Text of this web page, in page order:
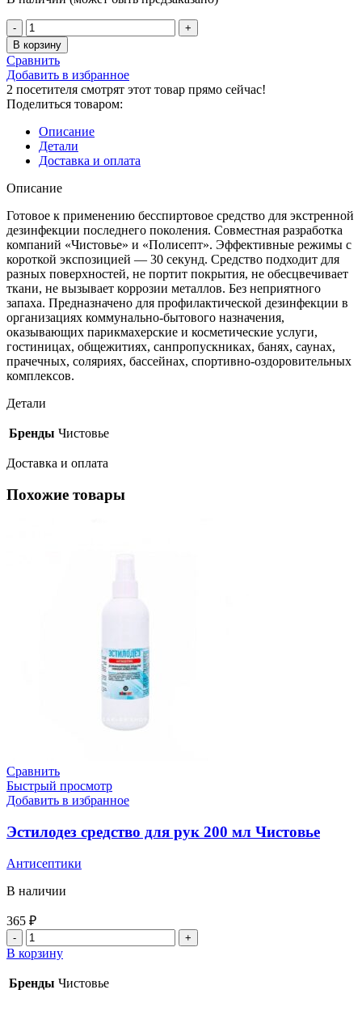
Количество
товара
Чистодез
Антисептик
СПРЕЙ
(1
л.)
Чистовье
В корзину
Сравнить
Добавить в избранное
2 посетителя смотрят этот товар прямо сейчас!
Поделиться товаром:
Описание
Детали
Доставка и оплата
Описание
Готовое к применению бесспиртовое средство для экстренной
дезинфекции последнего поколения. Совместная разработка
компаний «Чистовье» и «Полисепт». Эффективные режимы с
короткой экспозицией — 30 секунд. Средство подходит для
разных поверхностей, не портит покрытия, не обесцвечивает
ткани, не вызывает коррозии металлов. Без неприятного
запаха. Предназначено для профилактической дезинфекции в
организациях коммунально-бытового назначения,
оказывающих парикмахерские и косметические услуги,
гостиницах, общежитиях, санпропускниках, банях, саунах,
прачечных, соляриях, бассейнах, спортивно-оздоровительных
комплексов.
Детали
Бренды Чистовье
Доставка и оплата
Похожие товары
Сравнить
Быстрый просмотр
Добавить в избранное
Эстилодез средство для рук 200 мл Чистовье
Антисептики
В наличии
365 ₽
Количество
товара
средство
для
В корзину
Бренды Чистовье